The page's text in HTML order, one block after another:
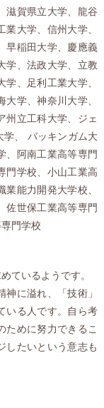
滋賀県立大学、龍谷
大学、信州大学、
早稲田大学、慶應義
学、法政大学、立教
、足利工業大学、
学、神奈川大学、
州立工科大学、ジェ
学、 バッキンガム大
、阿南工業高等専門
門学校、小山工業高
能力開発大学校、
佐世保工業高等専門
門学校
ているようです。
に溢れ、「技術」
いる人です。自ら考
ために努力できるこ
したいという意志も